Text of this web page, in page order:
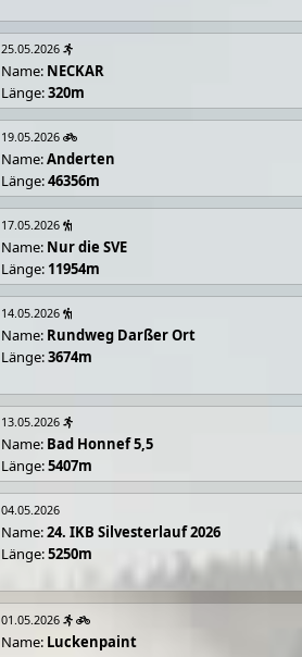
25.05.2026
Name: NECKAR
Länge:320m
19.05.2026
Name:Anderten
Länge:46356m
17.05.2026
Name: Nur die SVE
Länge: 11954m
14.05.2026
Name: Rundweg Darßer Ort
Länge:3674m
13.05.2026
Name: Bad Honnef 5,5
Länge:5407m
04.05.2026
Name:24. IKB Silvesterlauf 2026
Länge:5250m
01.05.2026
Name: Luckenpaint